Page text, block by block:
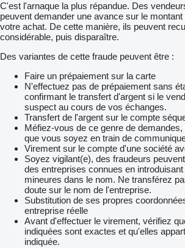
C'est l'arnaque la plus répandue. Des
peuvent demander une avance sur le
votre achat. De cette manière, ils peuvent
considérable, puis disparaître.
Des variantes de cette fraude peuvent être :
Faire un prépaiement sur la carte
N'effectuez pas de prépaiement sans
confirmant le transfert d'argent si le
suspect au cours de vos échanges.
Transfert de l'argent sur le compte
Méfiez-vous de ce genre de
que vous soyez en train de
Virement sur le compte d'une société
Soyez vigilant(e), des fraudeurs
des entreprises connues en
mineures dans le nom. Ne transférez
doute sur le nom de l'entreprise.
Substitution de ses propres
entreprise réelle
Avant d'effectuer le virement, vérifiez
indiquées sont exactes et qu'elles
indiquée.